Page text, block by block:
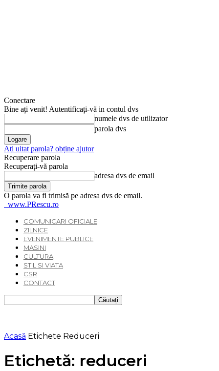
Conectare
Bine ați venit! Autentificați-vă in contul dvs
numele dvs de utilizator
parola dvs
Ați uitat parola? obține ajutor
Recuperare parola
Recuperați-vă parola
adresa dvs de email
O parola va fi trimisă pe adresa dvs de email.
www.PRescu.ro
COMUNICARI OFICIALE
ZILNICE
EVENIMENTE PUBLICE
MASINI
CULTURA
STIL SI VIATA
CSR
CONTACT
Acasă Etichete Reduceri
Etichetă: reduceri